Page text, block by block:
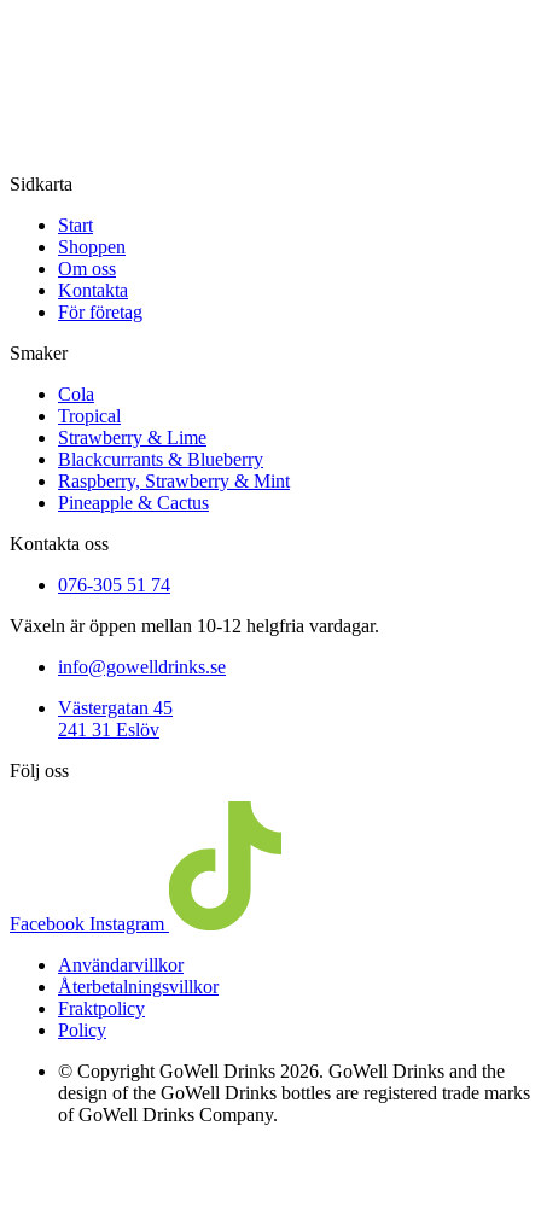
Sidkarta
Start
Shoppen
Om oss
Kontakta
För företag
Smaker
Cola
Tropical
Strawberry & Lime
Blackcurrants & Blueberry
Raspberry, Strawberry & Mint
Pineapple & Cactus
Kontakta oss
076-305 51 74
Växeln är öppen mellan 10-12 helgfria vardagar.
info@gowelldrinks.se
Västergatan 45
241 31 Eslöv
Följ oss
Facebook Instagram
Användarvillkor
Återbetalningsvillkor
Fraktpolicy
Policy
© Copyright GoWell Drinks 2026. GoWell Drinks and the
design of the GoWell Drinks bottles are registered trade marks
of GoWell Drinks Company.